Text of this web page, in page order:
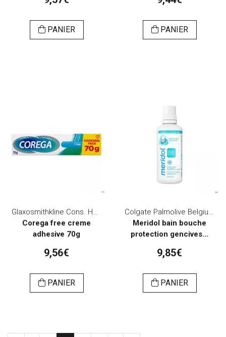
PANIER PANIER
Glaxosmithkline Cons. Healthcare
Corega free creme
adhesive 70g
9,56€
PANIER
Colgate Palmolive Belgium
Meridol bain bouche
protection gencives...
9,85€
PANIER